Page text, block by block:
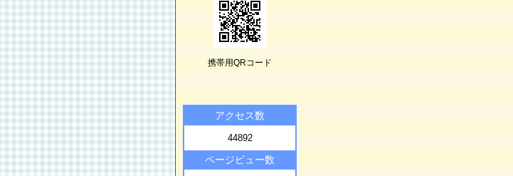
携帯用QRコード
アクセス数
44892
ページビュー数